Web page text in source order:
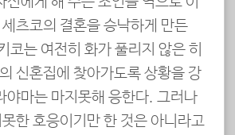
츠코의 결혼을 승낙하게 만든
코는 여전히 화가 풀리지 않은 히
신혼집에 찾아가도록 상황을 강
야마는 마지못해 응한다. 그러나
한 호응이기만 한 것은 아니라고